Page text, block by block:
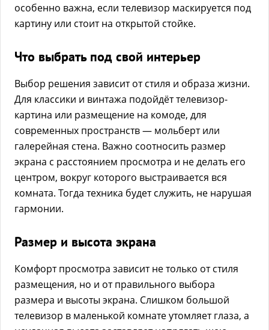
особенно важна, если телевизор маскируется под
картину или стоит на открытой стойке.
Что выбрать под свой интерьер
Выбор решения зависит от стиля и образа жизни.
Для классики и винтажа подойдёт телевизор-
картина или размещение на комоде, для
современных пространств — мольберт или
галерейная стена. Важно соотносить размер
экрана с расстоянием просмотра и не делать его
центром, вокруг которого выстраивается вся
комната. Тогда техника будет служить, не нарушая
гармонии.
Размер и высота экрана
Комфорт просмотра зависит не только от стиля
размещения, но и от правильного выбора
размера и высоты экрана. Слишком большой
телевизор в маленькой комнате утомляет глаза, а